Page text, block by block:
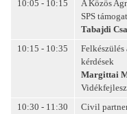
10:05 - 10:15
A Közös
SPS
Tabajdi
10:15 - 10:35
Felkészülés
kérdések
Margittai
10:30 - 11:30
Civil